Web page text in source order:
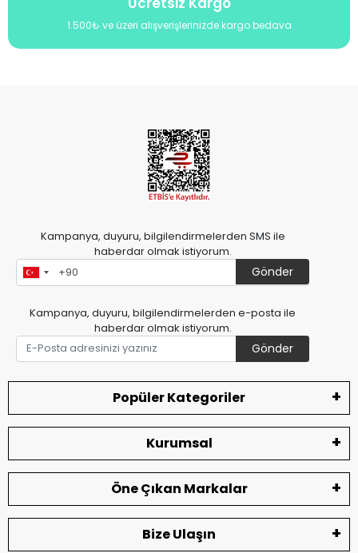
1.500₺ ve üzeri alışverişlerinizde kargo bedava
Kampanya, duyuru, bilgilendirmelerden SMS ile
haberdar olmak istiyorum.
Gönder
Kampanya, duyuru, bilgilendirmelerden e-posta ile
haberdar olmak istiyorum.
Gönder
Popüler Kategoriler
Kurumsal
Öne Çıkan Markalar
Bize Ulaşın